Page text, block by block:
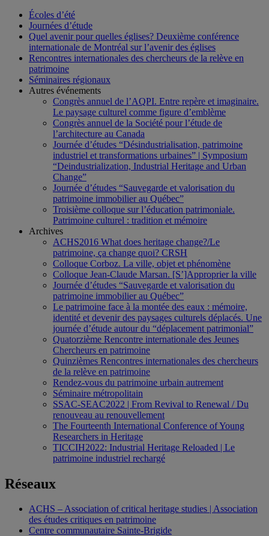
Écoles d’été
Journées d’étude
Quel avenir pour quelles églises? Deuxième conférence
internationale de Montréal sur l’avenir des églises
Rencontres internationales des chercheurs de la relève en
patrimoine
Séminaires régionaux
Autres événements
Congrès annuel de l’AQPI. Entre repère et imaginaire.
Le paysage culturel comme figure d’emblème
Congrès annuel de la Société pour l’étude de
l’architecture au Canada
Journée d’études “Désindustrialisation, patrimoine
industriel et transformations urbaines” | Symposium
“Deindustrialization, Industrial Heritage and Urban
Change”
Journée d’études “Sauvegarde et valorisation du
patrimoine immobilier au Québec”
Troisième colloque sur l’éducation patrimoniale.
Patrimoine culturel : tradition et mémoire
Archives
ACHS2016 What does heritage change?/Le
patrimoine, ça change quoi? CRSH
Colloque Corboz. La ville, objet et phénomène
Colloque Jean-Claude Marsan. [S’]Approprier la ville
Journée d’études “Sauvegarde et valorisation du
patrimoine immobilier au Québec”
Le patrimoine face à la montée des eaux : mémoire,
identité et devenir des paysages culturels déplacés. Une
journée d’étude autour du “déplacement patrimonial”
Quatorzième Rencontre internationale des Jeunes
Chercheurs en patrimoine
Quinzièmes Rencontres internationales des chercheurs
de la relève en patrimoine
Rendez-vous du patrimoine urbain autrement
Séminaire métropolitain
SSAC-SEAC2022 | From Revival to Renewal / Du
renouveau au renouvellement
The Fourteenth International Conference of Young
Researchers in Heritage
TICCIH2022: Industrial Heritage Reloaded | Le
patrimoine industriel rechargé
Réseaux
ACHS – Association of critical heritage studies | Association
des études critiques en patrimoine
Centre communautaire Sainte-Brigide